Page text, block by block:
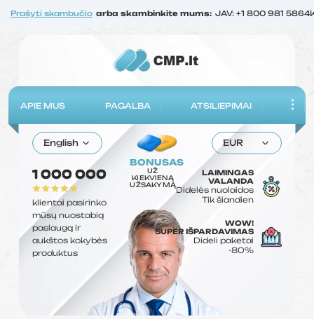
Prašyti skambučio arba skambinkite mums: JAV: +1 800 981 5864
APIE MUS PAGALBA ATSILIEPIMAI
BONUSAS
UŽ
KIEKVIENĄ
UŽSAKYMĄ
English EUR
1 000 000
klientai pasirinko
mūsų nuostabią
paslaugą ir
aukštos kokybės
produktus
LAIMINGAS
VALANDA
Didelės nuolaidos
Tik šiandien
WOW!
SUPER IŠPARDAVIMAS
Dideli paketai
-80%